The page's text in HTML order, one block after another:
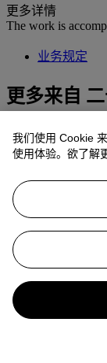
更多详情
The work is
业务规定
更多来自
查看全部
查看全部
我们使用 Cookie
使用体验。欲了解